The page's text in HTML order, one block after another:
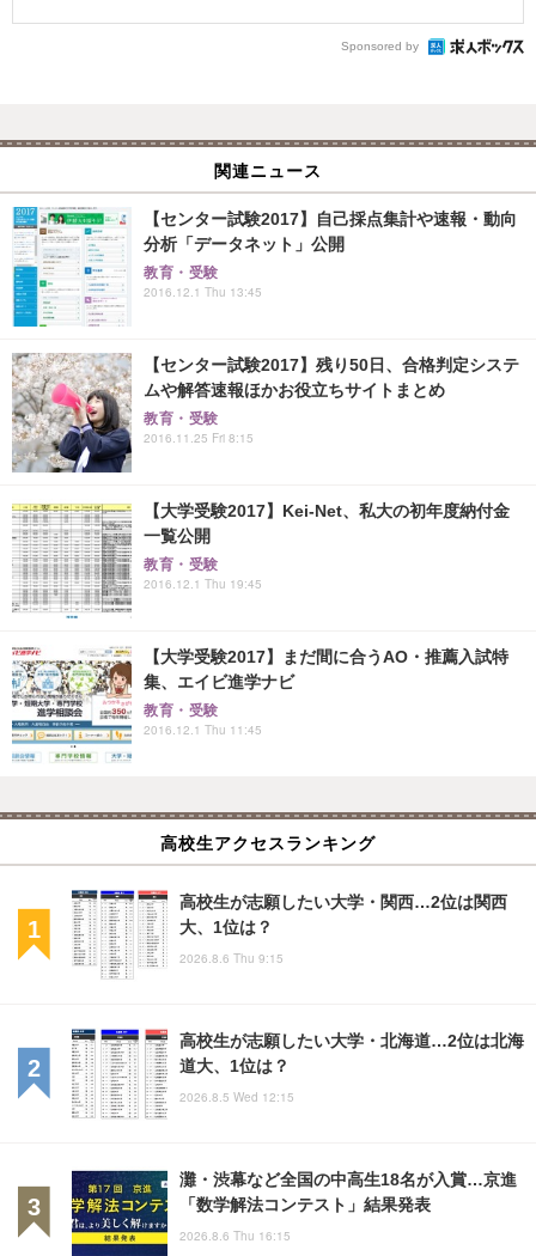
Sponsored by
関連ニュース
【センター試験2017】自己採点集計や速報・動向
分析「データネット」公開
教育・受験
2016.12.1 Thu 13:45
【センター試験2017】残り50日、合格判定システ
ムや解答速報ほかお役立ちサイトまとめ
教育・受験
2016.11.25 Fri 8:15
【大学受験2017】Kei-Net、私大の初年度納付金
一覧公開
教育・受験
2016.12.1 Thu 19:45
【大学受験2017】まだ間に合うAO・推薦入試特
集、エイビ進学ナビ
教育・受験
2016.12.1 Thu 11:45
高校生アクセスランキング
高校生が志願したい大学・関西…2位は関西
大、1位は？
2026.8.6 Thu 9:15
高校生が志願したい大学・北海道…2位は北海
道大、1位は？
2026.8.5 Wed 12:15
灘・渋幕など全国の中高生18名が入賞…京進
「数学解法コンテスト」結果発表
2026.8.6 Thu 16:15